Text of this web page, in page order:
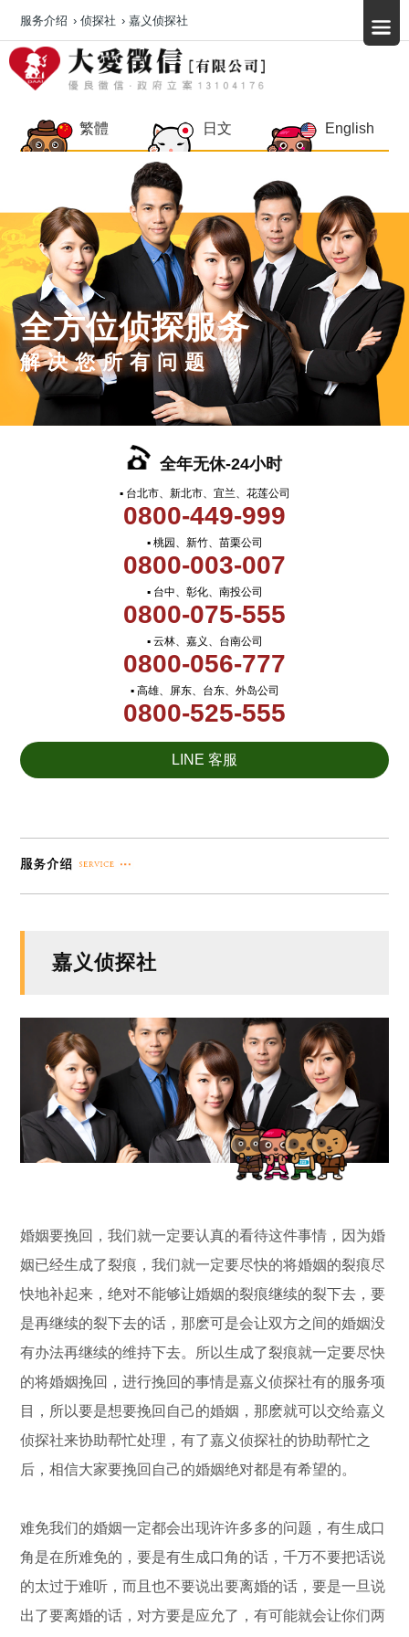
繁體 日文 English
全方位侦探服务
解决您所有问题
全年无休-24小时
▪ 台北市、新北市、宜兰、花莲公司
0800-449-999
▪ 桃园、新竹、苗栗公司
0800-003-007
▪ 台中、彰化、南投公司
0800-075-555
▪ 云林、嘉义、台南公司
0800-056-777
▪ 高雄、屏东、台东、外岛公司
0800-525-555
LINE 客服
服务介绍 › 侦探社 › 嘉义侦探社
嘉义侦探社
婚姻要挽回，我们就一定要认真的看待这件事情，因为婚
姻已经生成了裂痕，我们就一定要尽快的将婚姻的裂痕尽
快地补起来，绝对不能够让婚姻的裂痕继续的裂下去，要
是再继续的裂下去的话，那麽可是会让双方之间的婚姻没
有办法再继续的维持下去。所以生成了裂痕就一定要尽快
的将婚姻挽回，进行挽回的事情是嘉义侦探社有的服务项
目，所以要是想要挽回自己的婚姻，那麽就可以交给嘉义
侦探社来协助帮忙处理，有了嘉义侦探社的协助帮忙之
后，相信大家要挽回自己的婚姻绝对都是有希望的。
难免我们的婚姻一定都会出现许许多多的问题，有生成口
角是在所难免的，要是有生成口角的话，千万不要把话说
的太过于难听，而且也不要说出要离婚的话，要是一旦说
出了要离婚的话，对方要是应允了，有可能就会让你们两